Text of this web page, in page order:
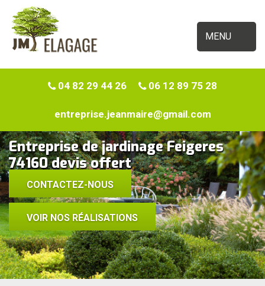
MENU
04 82 29 44 26 06 12 89 75 28
entreprise.jeanmaire@gmail.com
Entreprise de jardinage Feigeres
74160 devis offert
CONTACTEZ-NOUS
VOIR NOS RÉALISATIONS